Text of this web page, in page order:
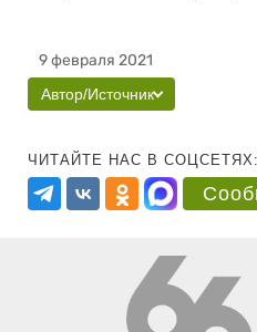
9 февраля 2021
Автор/Источник
ЧИТАЙТЕ НАС В СОЦСЕТЯХ: